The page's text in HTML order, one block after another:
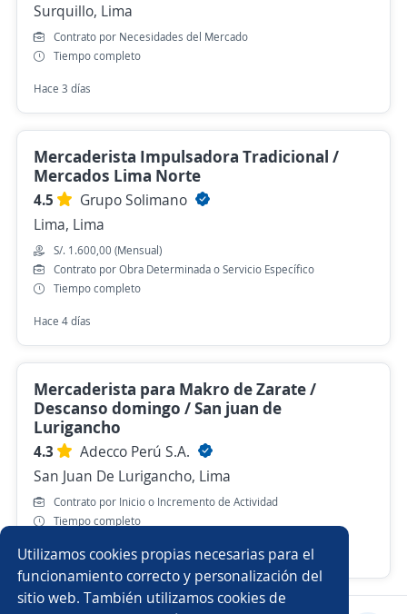
Surquillo, Lima
Contrato por Necesidades del Mercado
Tiempo completo
Hace 3 días
Mercaderista Impulsadora Tradicional /
Mercados Lima Norte
4.5
Grupo Solimano
Lima, Lima
S/. 1.600,00 (Mensual)
Contrato por Obra Determinada o Servicio Específico
Tiempo completo
Hace 4 días
Mercaderista para Makro de Zarate /
Descanso domingo / San juan de
Lurigancho
4.3
Adecco Perú S.A.
San Juan De Lurigancho, Lima
Contrato por Inicio o Incremento de Actividad
Tiempo completo
Hace 3 horas
Utilizamos cookies propias necesarias para el
funcionamiento correcto y personalización del
sitio web. También utilizamos cookies de